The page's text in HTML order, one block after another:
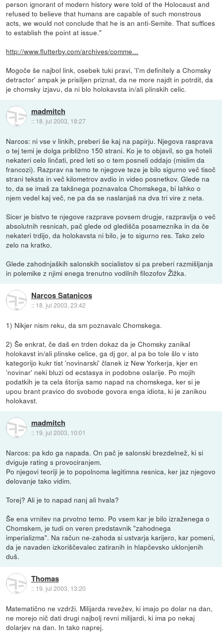
person ignorant of modern history were told of the Holocaust and
refused to believe that humans are capable of such monstrous
acts, we would not conclude that he is an anti-Semite. That suffices
to establish the point at issue."
http://www.flutterby.com/archives/comme...
Mogoče še najbol link, osebek tuki pravi, 'I'm definitely a Chomsky
detractor' ampak je prisiljen priznat, da ne more najdt in potrdit, da
je chomsky izjavu, da ni blo holokavsta in/ali plinskih celic.
madmitch
:: 18. jul 2003, 18:27
Narcos: ni vse v linkih, preberi še kaj na papirju. Njegova rasprava
o tej temi je dolga približno 150 strani. Ko je to objavil, so ga hoteli
nekateri celo linčati, pred leti so o tem posneli oddajo (mislim da
francozi). Razprav na temo te njegove teze je bilo sigurno več tisoč
strani teksta in več kilometrov avdio in video posnetkov. Glede na
to, da se imaš za takšnega poznavalca Chomskega, bi lahko o
njem vedel kaj več, ne pa da se naslanjaš na dva tri vire z neta.
Sicer je bistvo te njegove razprave povsem drugje, razpravlja o več
absolutnih resnicah, pač glede od gledišča posameznika in da če
nekateri trdijo, da holokavsta ni bilo, je to sigurno res. Tako zelo
zelo na kratko.
Glede zahodnjaških salonskih socialistov si pa preberi razmišljanja
in polemike z njimi enega trenutno vodilnih filozofov Žižka.
Narcos Satanicos
:: 18. jul 2003, 23:42
1) Nikjer nism reku, da sm poznavalc Chomskega.
2) Še enkrat, če daš en trden dokaz da je Chomsky zanikal
holokavst in/ali plinske celice, ga dj gor, al pa bo tole šlo v isto
kategorijo kukr tist 'novinarski' članek iz New Yorkerja, kjer en
'novinar' neki bluzi od ecstasya in podobne oslarije. Po mojih
podatkih je ta cela štorija samo napad na chomskega, ker si je
upou brant pravico do svobode govora enga idiota, ki je zanikou
holokavst.
madmitch
:: 19. jul 2003, 10:01
Narcos: pa kdo ga napada. On pač je salonski brezdelnež, ki si
dviguje rating s provociranjem.
Po njegovi teoriji je to popolnoma legitimna resnica, ker jaz njegovo
delovanje tako vidim.
Torej? Ali je to napad nanj ali hvala?
Še ena vrnitev na prvotno temo. Po vsem kar je bilo izraženega o
Chomskem, je tudi on veren predstavnik "zahodnega
imperializma". Na račun ne-zahoda si ustvarja karijero, kar pomeni,
da je navaden izkoriščevalec zatiranih in hlapčevsko uklonjenih
duš.
Thomas
:: 19. jul 2003, 13:20
Matematično ne vzdrži. Milijarda revežev, ki imajo po dolar na dan,
ne morejo nič dati drugi najbolj revni milijardi, ki ima po nekaj
dolarjev na dan. In tako naprej.